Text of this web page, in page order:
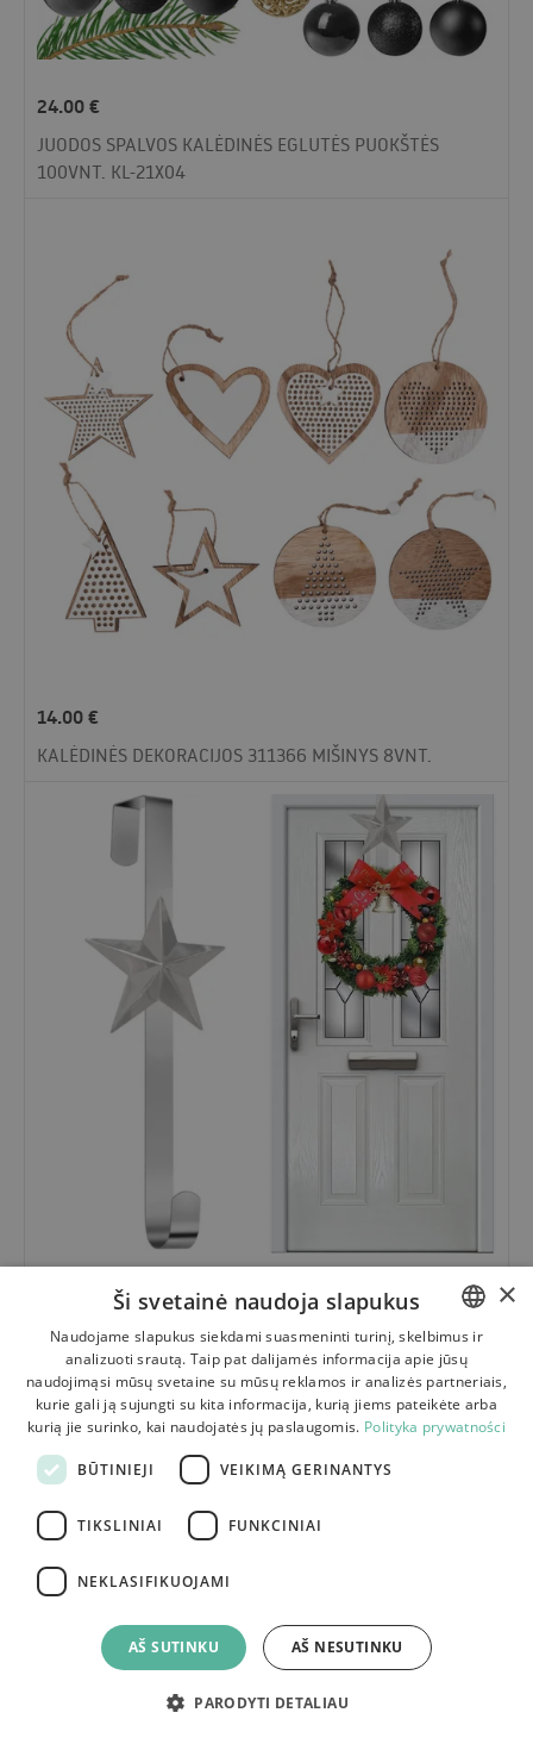
24.00€
JUODOS SPALVOS KALĖDINĖS EGLUTĖS PUOKŠTĖS
100VNT. KL-21X04
14.00€
KALĖDINĖS DEKORACIJOS 311366 MIŠINYS 8VNT.
KALĖDINĖ DURŲ PAKABA ŽVAIGŽDĖ 37CM 301079
POLISH
BULGARIAN
CZECH
GERMAN
×
Ši svetainė naudoja slapukus
Naudojame slapukus siekdami suasmeninti turinį, skelbimus ir
analizuoti srautą. Taip pat dalijamės informacija apie jūsų
naudojimąsi mūsų svetaine su mūsų reklamos ir analizės partneriais,
kurie gali ją sujungti su kita informacija, kurią jiems pateikėte arba
kurią jie surinko, kai naudojatės jų paslaugomis. Polityka prywatności
BŪTINIEJI VEIKIMĄ GERINANTYS
TIKSLINIAI FUNKCINIAI
NEKLASIFIKUOJAMI
AŠ SUTINKU AŠ NESUTINKU
PARODYTI DETALIAU